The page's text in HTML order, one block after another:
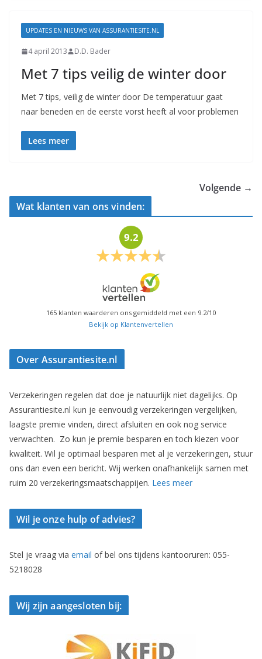
UPDATES EN NIEUWS VAN ASSURANTIESITE.NL
4 april 2013 D.D. Bader
Met 7 tips veilig de winter door
Met 7 tips, veilig de winter door De temperatuur gaat
naar beneden en de eerste vorst heeft al voor problemen
Lees meer
Volgende →
Wat klanten van ons vinden:
9.2
165 klanten waarderen ons gemiddeld met een 9.2/10
Bekijk op Klantenvertellen
Over Assurantiesite.nl
Verzekeringen regelen dat doe je natuurlijk niet dagelijks. Op
Assurantiesite.nl kun je eenvoudig verzekeringen vergelijken,
laagste premie vinden, direct afsluiten en ook nog service
verwachten. Zo kun je premie besparen en toch kiezen voor
kwaliteit. Wil je optimaal besparen met al je verzekeringen, stuur
ons dan even een bericht. Wij werken onafhankelijk samen met
ruim 20 verzekeringsmaatschappijen. Lees meer
Wil je onze hulp of advies?
Stel je vraag via email of bel ons tijdens kantooruren: 055-
5218028
Wij zijn aangesloten bij: